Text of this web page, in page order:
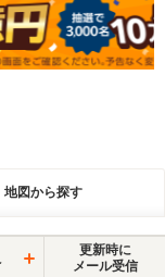
地図から探す
更新時に
メール受信